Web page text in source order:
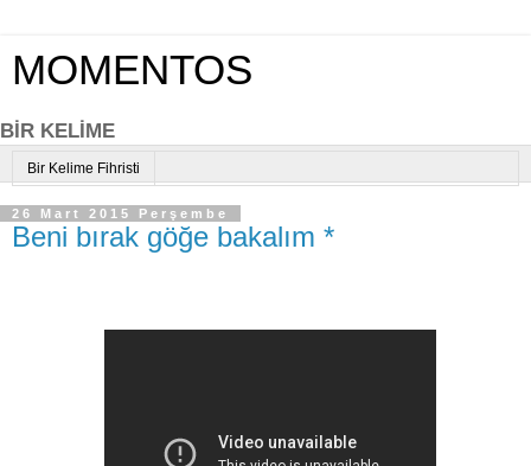
MOMENTOS
BİR KELİME
Bir Kelime Fihristi
26 Mart 2015 Perşembe
Beni bırak göğe bakalım *